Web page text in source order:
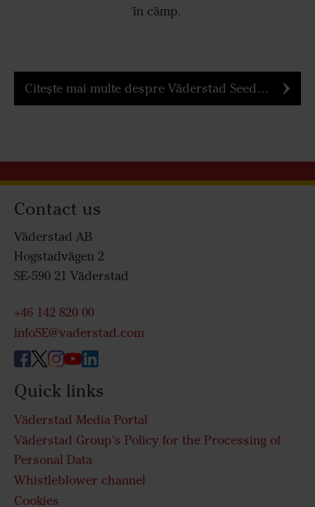
în câmp.
Citește mai multe despre Väderstad SeedEye
Contact us
Väderstad AB
Hogstadvägen 2
SE-590 21 Väderstad
+46 142 820 00
infoSE@vaderstad.com
Quick links
Väderstad Media Portal
Väderstad Group’s Policy for the Processing of
Personal Data
Whistleblower channel
Cookies